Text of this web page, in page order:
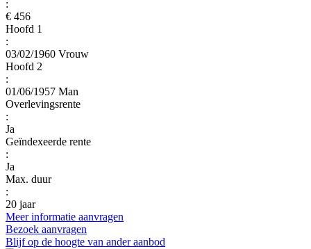
:
€ 456
Hoofd 1
:
03/02/1960 Vrouw
Hoofd 2
:
01/06/1957 Man
Overlevingsrente
:
Ja
Geïndexeerde rente
:
Ja
Max. duur
:
20 jaar
Meer informatie aanvragen
Bezoek aanvragen
Blijf op de hoogte van ander aanbod